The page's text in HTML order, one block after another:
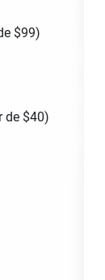
$99)
de $40)